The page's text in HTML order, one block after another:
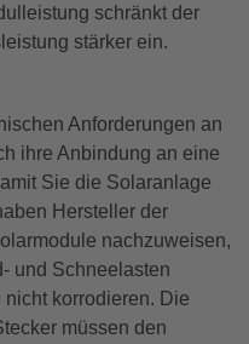
schränkt der
stärker ein.
Anforderungen an
ihre Anbindung an eine
Sie die Solaranlage
Hersteller der
nachzuweisen,
und Schneelasten
korrodieren. Die
müssen den